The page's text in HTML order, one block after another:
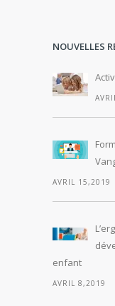
NOUVELLES
AVRIL 15,2019
enfant
AVRIL 8,2019